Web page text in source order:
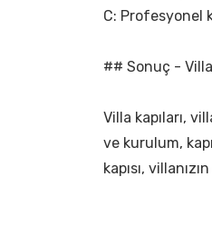
C: Profesyonel
## Sonuç - Villa
Villa kapıları,
ve kurulum,
kapısı,